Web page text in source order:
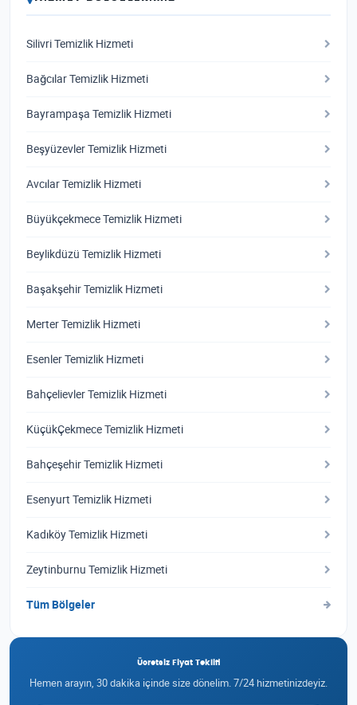
Silivri Temizlik Hizmeti
Bağcılar Temizlik Hizmeti
Bayrampaşa Temizlik Hizmeti
Beşyüzevler Temizlik Hizmeti
Avcılar Temizlik Hizmeti
Büyükçekmece Temizlik Hizmeti
Beylikdüzü Temizlik Hizmeti
Başakşehir Temizlik Hizmeti
Merter Temizlik Hizmeti
Esenler Temizlik Hizmeti
Bahçelievler Temizlik Hizmeti
KüçükÇekmece Temizlik Hizmeti
Bahçeşehir Temizlik Hizmeti
Esenyurt Temizlik Hizmeti
Kadıköy Temizlik Hizmeti
Zeytinburnu Temizlik Hizmeti
Tüm Bölgeler
Ücretsiz Fiyat Teklifi
Hemen arayın, 30 dakika içinde size dönelim. 7/24 hizmetinizdeyiz.